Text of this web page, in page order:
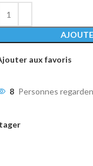
aux favoris
8 Personnes